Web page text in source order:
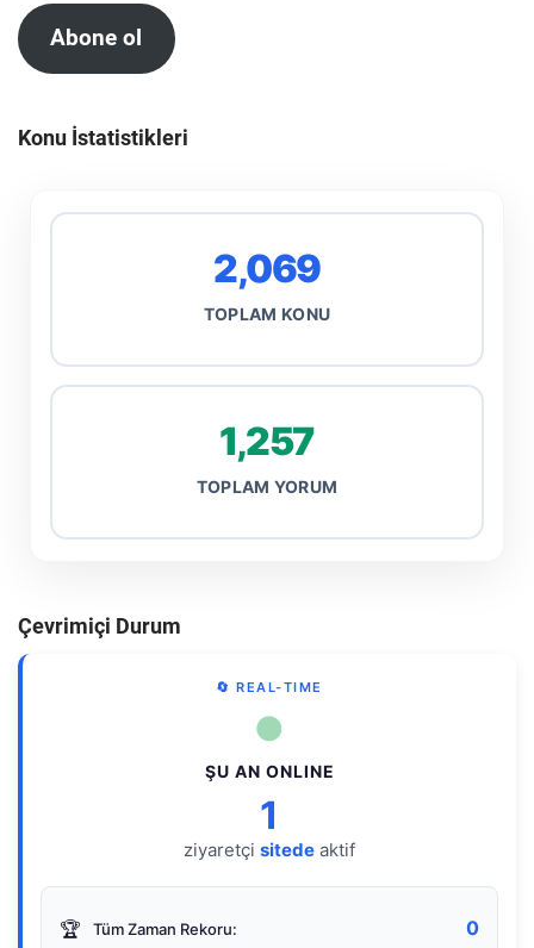
Abone ol
Konu İstatistikleri
2,069
TOPLAM KONU
1,257
TOPLAM YORUM
Çevrimiçi Durum
🔄 REAL-TIME
●
ŞU AN ONLINE
1
ziyaretçi sitede aktif
🏆 Tüm Zaman Rekoru: 0